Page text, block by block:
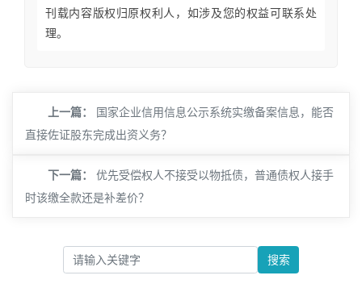
刊载内容版权归原权利人，如涉及您的权益可联系处
理。
上一篇：
国家企业信用信息公示系统实缴备案信息，能否
直接佐证股东完成出资义务？
下一篇：
优先受偿权人不接受以物抵债，普通债权人接手
时该缴全款还是补差价？
搜索